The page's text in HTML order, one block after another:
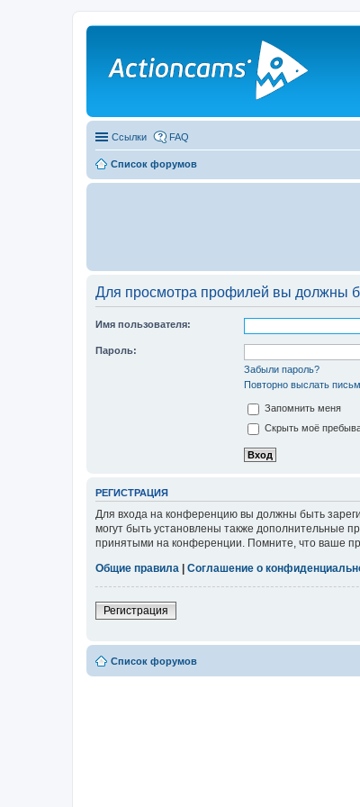
Ссылки FAQ
Список форумов
Для просмотра профилей вы должны
Имя пользователя:
Пароль:
Забыли пароль?
Повторно выслать
Запомнить меня
Скрыть моё
РЕГИСТРАЦИЯ
Для входа на конференцию вы должны быть
могут быть установлены также дополнительные
принятыми на конференции. Помните, что ваше
Общие правила | Соглашение о
Регистрация
Список форумов